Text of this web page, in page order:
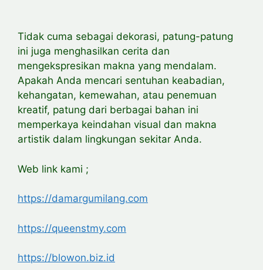
Tidak cuma sebagai dekorasi, patung-patung
ini juga menghasilkan cerita dan
mengekspresikan makna yang mendalam.
Apakah Anda mencari sentuhan keabadian,
kehangatan, kemewahan, atau penemuan
kreatif, patung dari berbagai bahan ini
memperkaya keindahan visual dan makna
artistik dalam lingkungan sekitar Anda.
Web link kami ;
https://damargumilang.com
https://queenstmy.com
https://blowon.biz.id